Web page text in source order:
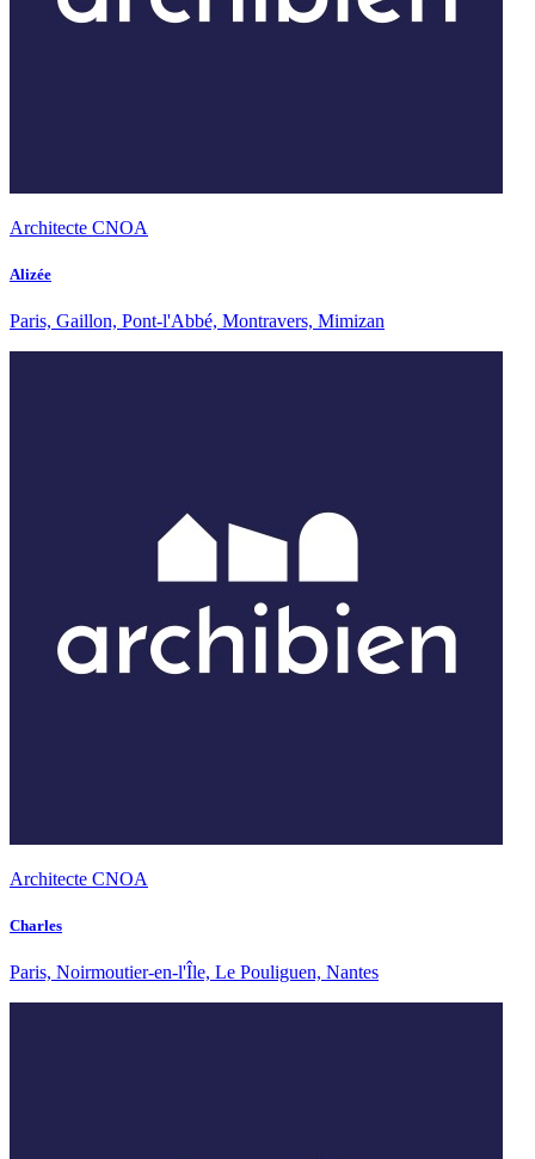
Architecte CNOA
Alizée
Paris, Gaillon, Pont-l'Abbé, Montravers, Mimizan
Architecte CNOA
Charles
Paris, Noirmoutier-en-l'Île, Le Pouliguen, Nantes